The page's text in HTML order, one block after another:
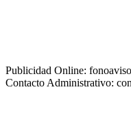
Publicidad Online:
Contacto Administrativo: